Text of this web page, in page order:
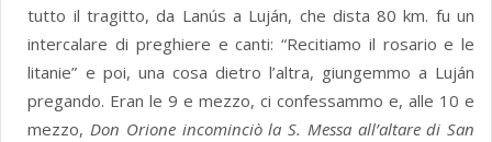
tutto il tragitto, da Lanús a Luján, che dista 80 km. fu un
intercalare di preghiere e canti: “Recitiamo il rosario e le
litanie” e poi, una cosa dietro l’altra, giungemmo a Luján
pregando. Eran le 9 e mezzo, ci confessammo e, alle 10 e
mezzo,Don Orione incominciò la S. Messa all’altare di San